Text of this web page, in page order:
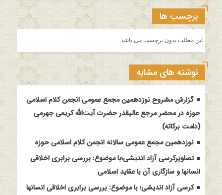
برچسب ها
این مطلب بدون برچسب می باشد.
نوشته های مشابه
گزارش مشروح نوزدهمین مجمع عمومی انجمن کلام اسلامی
حوزه در محضر مرجع عالیقدر حضرت آیت‌الله کریمی جهرمی
(دامت برکاته)
نوزدهمین مجمع عمومی سالانه انجمن کلام اسلامی حوزه
تصاویرکرسی آزاد اندیشی؛با موضوع: بررسی برابری اخلاقی
انسانها و سازگاری آن با عقاید اسلامی
کرسی آزاد اندیشی؛ با موضوع: بررسی برابری اخلاقی انسانها